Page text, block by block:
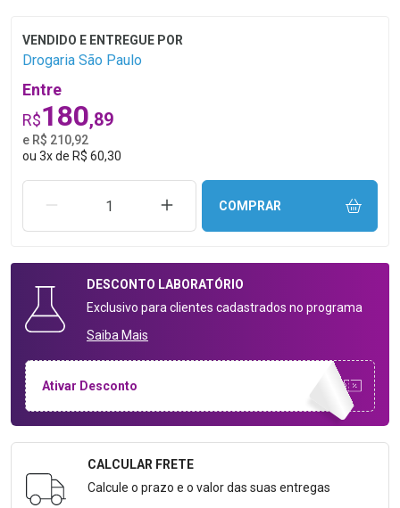
Drogaria São Paulo
Entre
R$180,89
e R$ 210,92
ou 3xde R$ 60,30
REMOVER UMA UNIDADEAUMENTAR UMA UNIDADE
COMPRAR
DESCONTO LABORATÓRIO
Exclusivo para clientes cadastrados no programa
Saiba Mais
Ativar Desconto
Formulário para Calcular o Frete
CALCULAR FRETE
Calcule o prazo e o valor das suas entregas